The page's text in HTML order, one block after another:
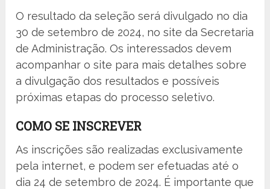
O resultado da seleção será divulgado no dia
30 de setembro de 2024, no site da Secretaria
de Administração. Os interessados devem
acompanhar o site para mais detalhes sobre
a divulgação dos resultados e possíveis
próximas etapas do processo seletivo.
COMO SE INSCREVER
As inscrições são realizadas exclusivamente
pela internet, e podem ser efetuadas até o
dia 24 de setembro de 2024. É importante que